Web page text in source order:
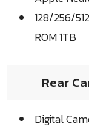
128/256/
ROM 1TB
Rear
Digital